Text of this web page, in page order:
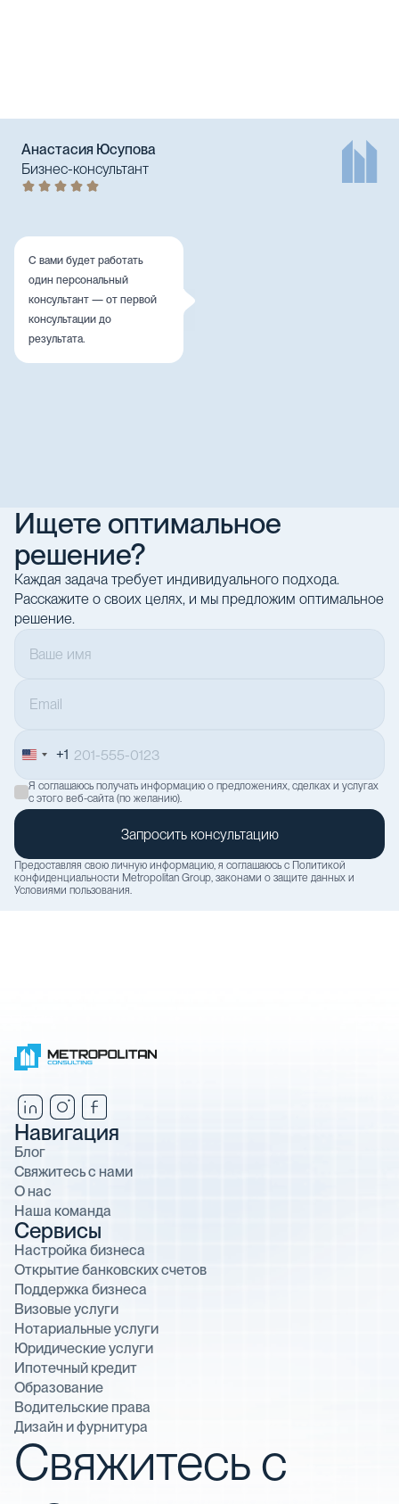
Ищете оптимальное
решение?
Каждая задача требует индивидуального подхода.
Расскажите о своих целях, и мы предложим оптимальное
решение.
United
States
+1
+1
Я соглашаюсь получать информацию о предложениях, сделках и услугах
с этого веб-сайта (по желанию).
Предоставляя свою личную информацию, я соглашаюсь с Политикой
конфиденциальности Metropolitan Group, законами о защите данных и
Условиями пользования
С вами будет работать
один персональный
консультант — от первой
консультации до
результата.
Анастасия Юсупова
Бизнес-консультант
Сервисы
Настройка бизнеса
Открытие банковских счетов
Поддержка бизнеса
Визовые услуги
Нотариальные услуги
Юридические услуги
Ипотечный кредит
Образование
Водительские права
Дизайн и фурнитура
Навигация
Блог
Свяжитесь с нами
О нас
Наша команда
Свяжитесь с